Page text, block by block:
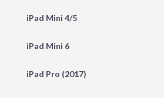
iPad Mini 4/5
iPad Mini 6
iPad Pro (2017)